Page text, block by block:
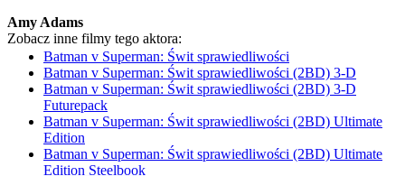
Amy Adams
Zobacz inne filmy tego aktora:
Batman v Superman: Świt sprawiedliwości
Batman v Superman: Świt sprawiedliwości (2BD) 3-D
Batman v Superman: Świt sprawiedliwości (2BD) 3-D
Futurepack
Batman v Superman: Świt sprawiedliwości (2BD) Ultimate
Edition
Batman v Superman: Świt sprawiedliwości (2BD) Ultimate
Edition Steelbook